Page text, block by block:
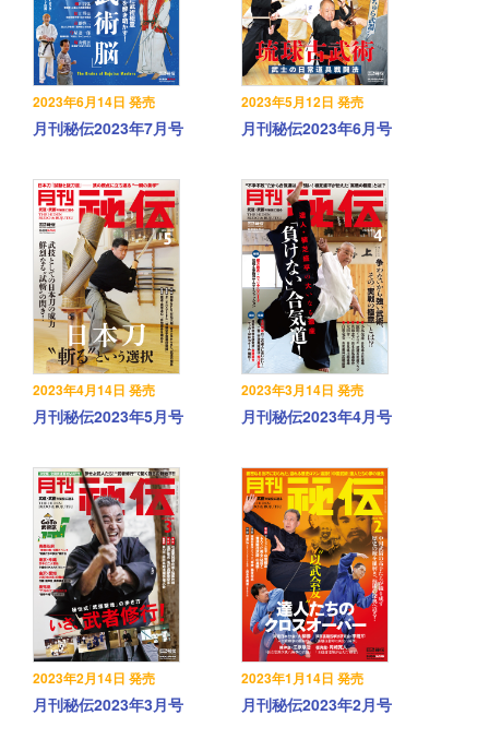
2023年6月14日 発売
月刊秘伝2023年7月号
2023年5月12日 発売
月刊秘伝2023年6月号
2023年4月14日 発売
月刊秘伝2023年5月号
2023年3月14日 発売
月刊秘伝2023年4月号
2023年2月14日 発売
月刊秘伝2023年3月号
2023年1月14日 発売
月刊秘伝2023年2月号